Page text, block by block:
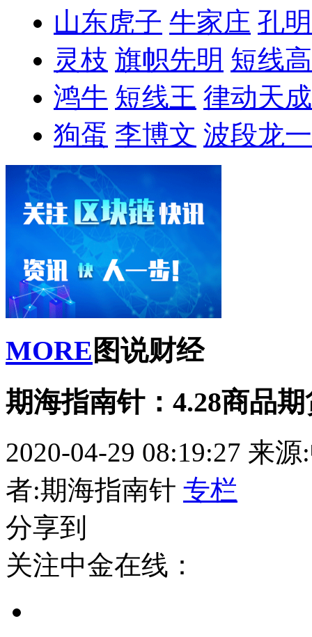
山东虎子 牛家庄 孔
灵枝 旗帜先明 短线
鸿牛 短线王 律动天成
狗蛋 李博文 波段龙一
MORE 图说财经
期海指南针：4.28商品
2020-04-29 08:19:27 来源
者:期海指南针 专栏
分享到
关注中金在线：